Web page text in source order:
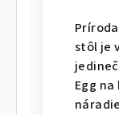
stôl je
Egg